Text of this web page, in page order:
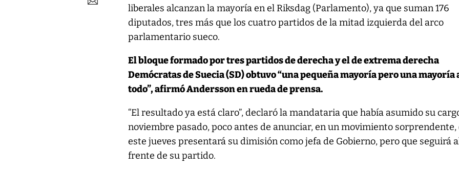
liberales alcanzan la mayoría en el Riksdag (Parlamento), ya que suman 176
diputados, tres más que los cuatro partidos de la mitad izquierda del arco
parlamentario sueco.
El bloque formado por tres partidos de derecha y el de extrema derecha
Demócratas de Suecia (SD) obtuvo “una pequeña mayoría pero una mayoría
todo”, afirmó Andersson en rueda de prensa.
“El resultado ya está claro”, declaró la mandataria que había asumido su
noviembre pasado, poco antes de anunciar, en un movimiento sorprendente,
este jueves presentará su dimisión como jefa de Gobierno, pero que seguirá
frente de su partido.